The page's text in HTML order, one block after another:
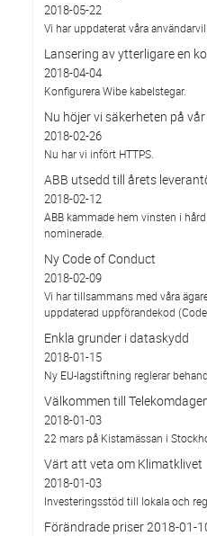
2018-05-22
Vi har uppdaterat våra
Lansering av ytterligare en
2018-04-04
Konfigurera Wibe kabelstegar.
Nu höjer vi säkerheten på
2018-02-26
Nu har vi infört HTTPS.
ABB utsedd till årets
2018-02-12
ABB kammade hem vinsten i
nominerade.
Ny Code of Conduct
2018-02-09
Vi har tillsammans med våra
uppdaterad uppförandekod
Enkla grunder i dataskydd
2018-01-15
Ny EU-lagstiftning reglerar
Välkommen till
2018-01-03
22 mars på Kistamässan i
Värt att veta om Klimatklivet
2018-01-03
Investeringsstöd till lokala och
Förändrade priser 2018-01-